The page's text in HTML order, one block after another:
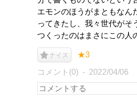
エモンのほうがまともなん
ってきたし、我々世代がそ
つくったのはまさにこの人
ナイス ★3
コメント(0) 2022/04/06